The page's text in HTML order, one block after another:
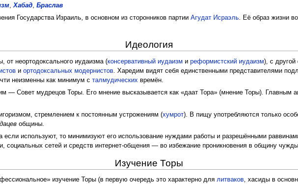
,Хабад, Браслав
Государства Израиль, в основном из сторонников партииАгудат Исраэль. Её образ жизни
Идеология
от неортодоксального иудаизма (консервативный иудаизм иреформистский иудаизм), с другой
иортодоксальных модернистов. Харедим видят себя единственными представителями
неизменны как минимум сталмудических времён.
— Совет мудрецов Торы. Его мнение высказывается как «даат Тора» (мнение Торы). Главным
стремлением к постоянным устрожениям (хумрот). В пищу употребляются только
общины.
если используют, то минимизуют его использование нуждами работы и разрешёнными
социальных сетей и средств интернет-общения — во избежание проникновения в общину
Изучение Торы
изучение Торы (в первую очередь это характерно длялитваков, хасиды в